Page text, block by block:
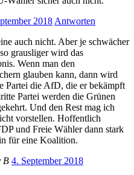
2018 Antworten
auch nicht. Aber je schwächer
grausliger wird das
Wenn man den
glauben kann, dann wird
Partei die AfD, die er bekämpft
Partei werden die Grünen
Und den Rest mag ich
vorstellen. Hoffentlich
und Freie Wähler dann stark
für eine Koalition.
B 4. September 2018